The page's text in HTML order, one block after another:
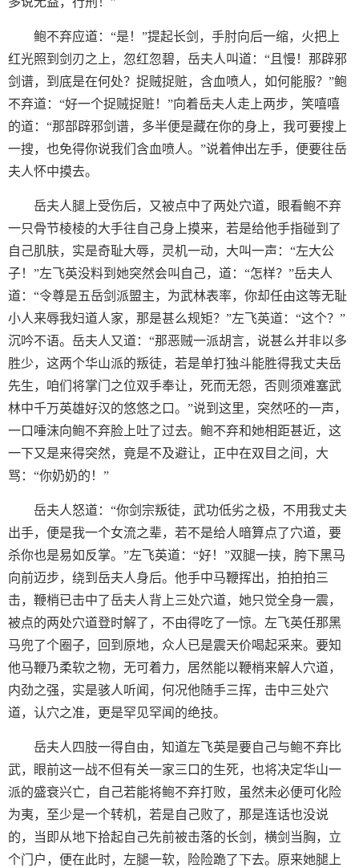
鲍不弃应道：“是！”提起长剑，手肘向后一缩，火把上
红光照到剑刃之上，忽红忽碧，岳夫人叫道：“且慢！那辟邪
剑谱，到底是在何处？捉贼捉赃，含血喷人，如何能服？”鲍
不弃道：“好一个捉贼捉赃！”向着岳夫人走上两步，笑嘻嘻
的道：“那部辟邪剑谱，多半便是藏在你的身上，我可要搜上
一搜，也免得你说我们含血喷人。”说着伸出左手，便要往岳
夫人怀中摸去。
岳夫人腿上受伤后，又被点中了两处穴道，眼看鲍不弃
一只骨节棱棱的大手往自己身上摸来，若是给他手指碰到了
自己肌肤，实是奇耻大辱，灵机一动，大叫一声：“左大公
子！”左飞英没料到她突然会叫自己，道：“怎样？”岳夫人
道：“令尊是五岳剑派盟主，为武林表率，你却任由这等无耻
小人来辱我妇道人家，那是甚么规矩？”左飞英道：“这个？”
沉吟不语。岳夫人又道：“那恶贼一派胡言，说甚么并非以多
胜少，这两个华山派的叛徒，若是单打独斗能胜得我丈夫岳
先生，咱们将掌门之位双手奉让，死而无怨，否则须难塞武
林中千万英雄好汉的悠悠之口。”说到这里，突然呸的一声，
一口唾沫向鲍不弃脸上吐了过去。鲍不弃和她相距甚近，这
一下又是来得突然，竟是不及避让，正中在双目之间，大
骂：“你奶奶的！”
岳夫人怒道：“你剑宗叛徒，武功低劣之极，不用我丈夫
出手，便是我一个女流之辈，若不是给人暗算点了穴道，要
杀你也是易如反掌。”左飞英道：“好！”双腿一挟，胯下黑马
向前迈步，绕到岳夫人身后。他手中马鞭挥出，拍拍拍三
击，鞭梢已击中了岳夫人背上三处穴道，她只觉全身一震，
被点的两处穴道登时解了，不由得吃了一惊。左飞英任那黑
马兜了个圈子，回到原地，众人已是震天价喝起采来。要知
他马鞭乃柔软之物，无可着力，居然能以鞭梢来解人穴道，
内劲之强，实是骇人听闻，何况他随手三挥，击中三处穴
道，认穴之准，更是罕见罕闻的绝技。
岳夫人四肢一得自由，知道左飞英是要自己与鲍不弃比
武，眼前这一战不但有关一家三口的生死，也将决定华山一
派的盛衰兴亡，自己若能将鲍不弃打败，虽然未必便可化险
为夷，至少是一个转机，若是自己败了，那是连话也没说
的，当即从地下拾起自己先前被击落的长剑，横剑当胸，立
个门户，便在此时，左腿一软，险险跪了下去。原来她腿上